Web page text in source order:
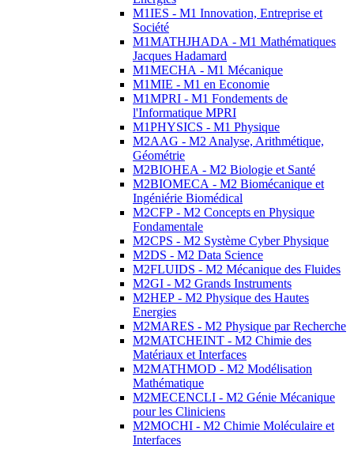
M1IES - M1 Innovation, Entreprise et
Société
M1MATHJHADA - M1 Mathématiques
Jacques Hadamard
M1MECHA - M1 Mécanique
M1MIE - M1 en Economie
M1MPRI - M1 Fondements de
l'Informatique MPRI
M1PHYSICS - M1 Physique
M2AAG - M2 Analyse, Arithmétique,
Géométrie
M2BIOHEA - M2 Biologie et Santé
M2BIOMECA - M2 Biomécanique et
Ingéniérie Biomédical
M2CFP - M2 Concepts en Physique
Fondamentale
M2CPS - M2 Système Cyber Physique
M2DS - M2 Data Science
M2FLUIDS - M2 Mécanique des Fluides
M2GI - M2 Grands Instruments
M2HEP - M2 Physique des Hautes
Energies
M2MARES - M2 Physique par Recherche
M2MATCHEINT - M2 Chimie des
Matériaux et Interfaces
M2MATHMOD - M2 Modélisation
Mathématique
M2MECENCLI - M2 Génie Mécanique
pour les Cliniciens
M2MOCHI - M2 Chimie Moléculaire et
Interfaces